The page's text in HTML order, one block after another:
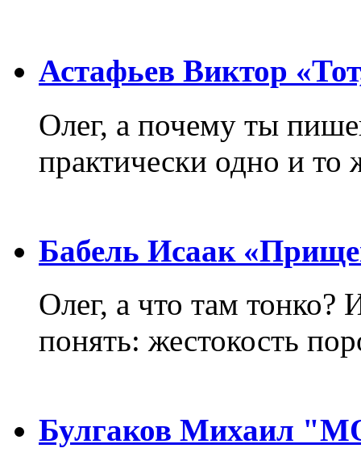
Астафьев Виктор
Олег, а почему ты
практически одно и то
Бабель Исаак
Олег, а что там тонко?
понять: жестокость
Булгаков Михаил